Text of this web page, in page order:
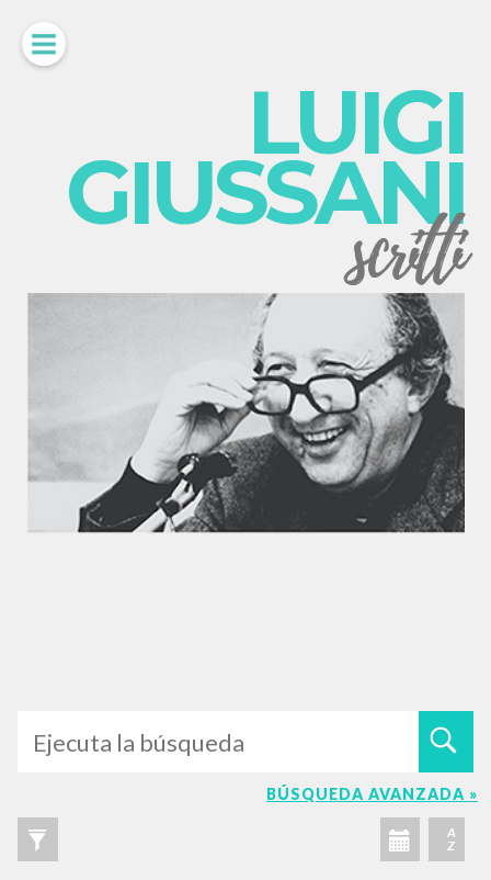
LUIGI
GIUSSANI
scritti
BÚSQUEDA AVANZADA »
A
Z